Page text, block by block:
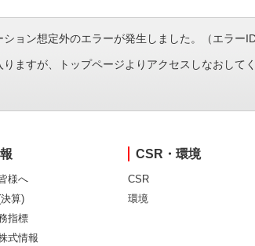
ション想定外のエラーが発生しました。（エラー
ますが、トップページよりアクセスしなおしてく
様へ
決算)
指標
式情報
CSR・環境
CSR
環境